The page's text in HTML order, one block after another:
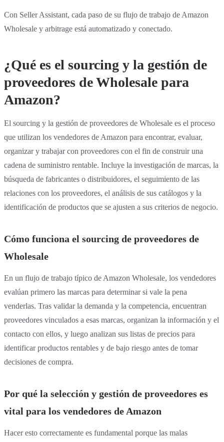
Con Seller Assistant, cada paso de su flujo de trabajo de Amazon
Wholesale y arbitrage está automatizado y conectado.
¿Qué es el sourcing y la gestión de
proveedores de Wholesale para
Amazon?
El sourcing y la gestión de proveedores de Wholesale es el proceso
que utilizan los vendedores de Amazon para encontrar, evaluar,
organizar y trabajar con proveedores con el fin de construir una
cadena de suministro rentable. Incluye la investigación de marcas, la
búsqueda de fabricantes o distribuidores, el seguimiento de las
relaciones con los proveedores, el análisis de sus catálogos y la
identificación de productos que se ajusten a sus criterios de negocio.
Cómo funciona el sourcing de proveedores de
Wholesale
En un flujo de trabajo típico de Amazon Wholesale, los vendedores
evalúan primero las marcas para determinar si vale la pena
venderlas. Tras validar la demanda y la competencia, encuentran
proveedores vinculados a esas marcas, organizan la información y el
contacto con ellos, y luego analizan sus listas de precios para
identificar productos rentables y de bajo riesgo antes de tomar
decisiones de compra.
Por qué la selección y gestión de proveedores es
vital para los vendedores de Amazon
Hacer esto correctamente es fundamental porque las malas